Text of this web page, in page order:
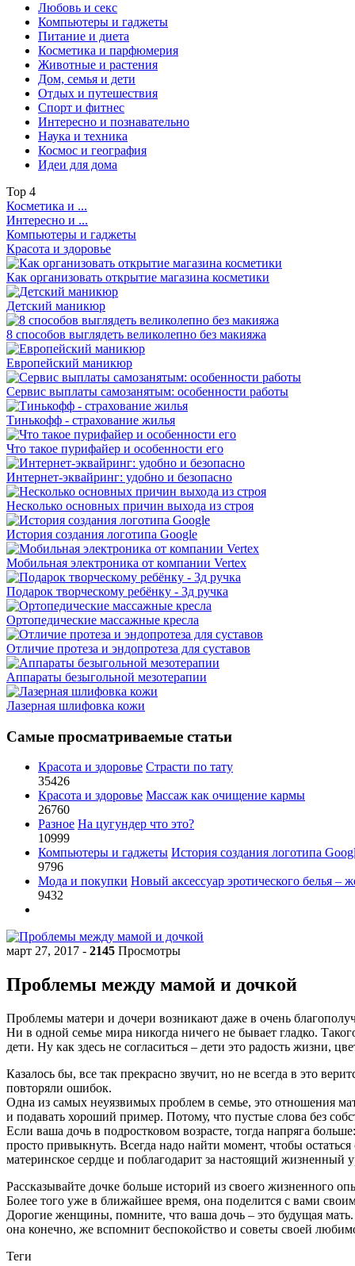
Любовь и секс
Компьютеры и гаджеты
Питание и диета
Косметика и парфюмерия
Животные и растения
Дом, семья и дети
Отдых и путешествия
Спорт и фитнес
Интересно и познавательно
Наука и техника
Космос и география
Идеи для дома
Top 4
Косметика и ...
Интересно и ...
Компьютеры и гаджеты
Красота и здоровье
Как организовать открытие магазина косметики
Детский маникюр
8 способов выглядеть великолепно без макияжа
Европейский маникюр
Сервис выплаты самозанятым: особенности работы
Тинькофф - страхование жилья
Что такое пурифайер и особенности его
Интернет-эквайринг: удобно и безопасно
Несколько основных причин выхода из строя
История создания логотипа Google
Мобильная электроника от компании Vertex
Подарок творческому ребёнку - 3д ручка
Ортопедические массажные кресла
Отличие протеза и эндопротеза для суставов
Аппараты безыгольной мезотерапии
Лазерная шлифовка кожи
Самые просматриваемые статьи
Красота и здоровье Страсти по тату
35426
Красота и здоровье Массаж как очищение кармы
26760
Разное На цугундер что это?
10999
Компьютеры и гаджеты История создания логотипа
9796
Мода и покупки Новый аксессуар эротического белья –
9432
март 27, 2017 - 2145 Просмотры
Проблемы между мамой и дочкой
Проблемы матери и дочери возникают даже в очень
Ни в одной семье мира никогда ничего не бывает гладко.
дети. Ну как здесь не согласиться – дети это радость жизни,
Казалось бы, все так прекрасно звучит, но не всегда в это
повторяли ошибок.
Одна из самых неуязвимых проблем в семье, это отношения
и подавать хороший пример. Потому, что пустые слова без
Если ваша дочь в подростковом возрасте, тогда напряга
просто привыкнуть. Всегда надо найти момент, чтобы
материнское сердце и поблагодарит за настоящий жизненный
Рассказывайте дочке больше историй из своего жизненного
Более того уже в ближайшее время, она поделится с вами
Дорогие женщины, помните, что ваша дочь – это будущая мать.
она конечно, же вспомнит беспокойство и советы своей
Теги